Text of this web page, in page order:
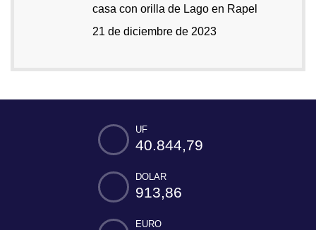
casa con orilla de Lago en Rapel
21 de diciembre de 2023
UF
40.844,79
DOLAR
913,86
EURO